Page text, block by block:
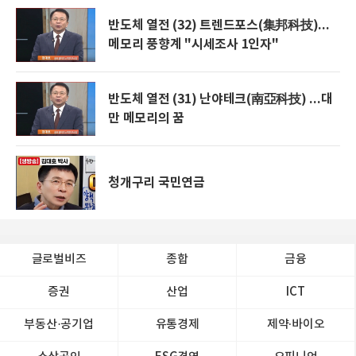
반도체 열전 (32) 트렌드포스(集邦科技)...
메모리 풍향계 "시세조사 1인자"
반도체 열전 (31) 난야테크(南亞科技) ...대
만 메모리의 꿈
청개구리 국민연금
글로벌비즈 종합 금융
증권 산업 ICT
부동산·공기업 유통경제 제약∙바이오